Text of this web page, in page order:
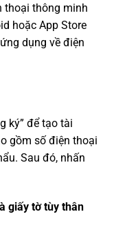
thoại thông minh
hoặc App Store
dụng về điện
ký” để tạo tài
gồm số điện thoại
Sau đó, nhấn
giấy tờ tùy thân